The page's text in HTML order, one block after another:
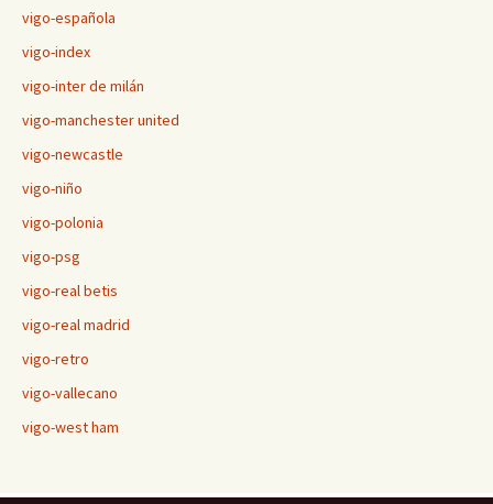
vigo-española
vigo-index
vigo-inter de milán
vigo-manchester united
vigo-newcastle
vigo-niño
vigo-polonia
vigo-psg
vigo-real betis
vigo-real madrid
vigo-retro
vigo-vallecano
vigo-west ham